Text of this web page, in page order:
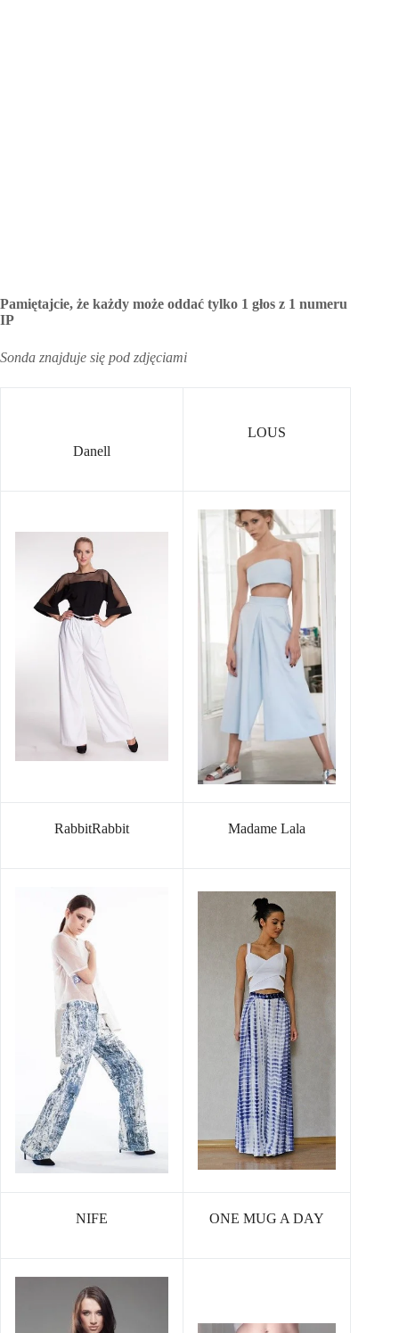
Pamiętajcie, że każdy może oddać tylko 1 głos z 1 numeru
IP
Sonda znajduje się pod zdjęciami
Danell
LOUS
RabbitRabbit Madame Lala
NIFE ONE MUG A DAY